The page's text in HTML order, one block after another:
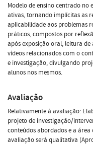
Modelo de ensino centrado no
ativas, tornando implícitas as
aplicabilidade aos problemas
práticos, compostos por
após exposição oral, leitura
vídeos relacionados com o
e investigação, divulgando
alunos nos mesmos.
Avaliação
Relativamente à avaliação:
projeto de investigação/
conteúdos abordados e a
avaliação será qualitativa